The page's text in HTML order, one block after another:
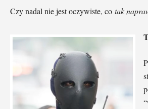
Czy nadal nie jest oczywiste, co tak